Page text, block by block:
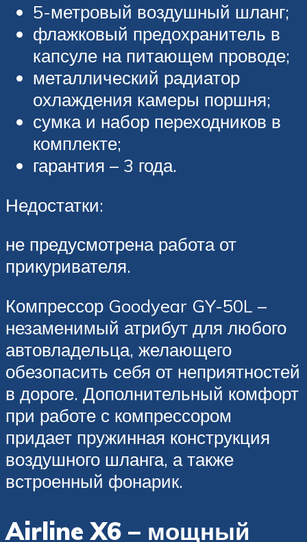
5-метровый воздушный шланг;
флажковый предохранитель в
капсуле на питающем проводе;
металлический радиатор
охлаждения камеры поршня;
сумка и набор переходников в
комплекте;
гарантия – 3 года.
Недостатки:
не предусмотрена работа от
прикуривателя.
Компрессор Goodyear GY-50L –
незаменимый атрибут для любого
автовладельца, желающего
обезопасить себя от неприятностей
в дороге. Дополнительный комфорт
при работе с компрессором
придает пружинная конструкция
воздушного шланга, а также
встроенный фонарик.
Airline X6 – мощный